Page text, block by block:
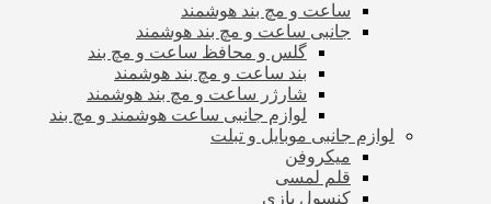
ساعت و مچ بند هوشمند
جانبی ساعت و مچ بند هوشمند
گلس و محافظ ساعت و مچ بند
بند ساعت و مچ بند هوشمند
شارژر ساعت و مچ بند هوشمند
لوازم جانبی ساعت هوشمند و مچ بند
لوازم جانبی موبایل و تبلت
میکروفن
قلم لمسی
کنسول بازی